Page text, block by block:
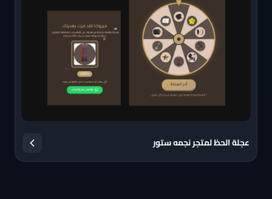
عجلة الحظ لمتجر نجمه ستور